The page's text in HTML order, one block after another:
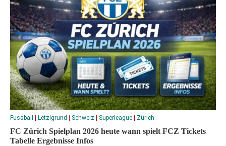
Fussball Letzigrund Schweiz Superleague Zürich
FC Zürich Spielplan 2026 heute wann spielt FCZ Tickets
Tabelle Ergebnisse Infos